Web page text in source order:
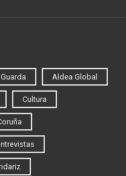
Aldea Global
Cultura